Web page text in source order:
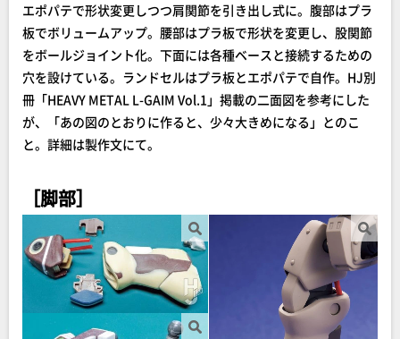
エポパテで形状変更しつつ肩関節を引き出し式に。腹部はプラ
板でボリュームアップ。腰部はプラ板で形状を変更し、股関節
をボールジョイント化。下面には各種ベースと接続するための
穴を設けている。ランドセルはプラ板とエポパテで自作。HJ別
冊「HEAVY METAL L-GAIM Vol.1」掲載の二面図を参考にした
が、「あの図のとおりに作ると、少々大きめになる」とのこ
と。詳細は製作文にて。
［脚部］